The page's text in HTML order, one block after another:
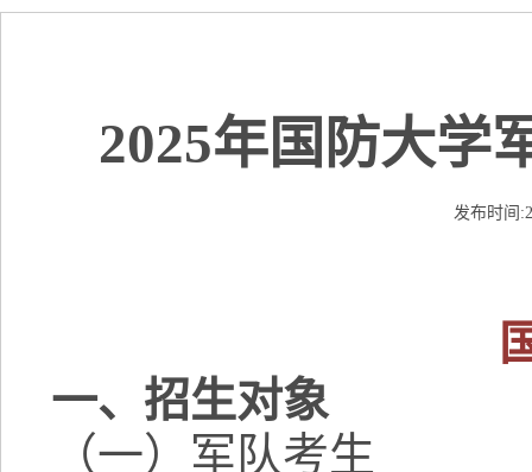
2025年国防大学
发布时间
一、招生对象
（一）军队考生